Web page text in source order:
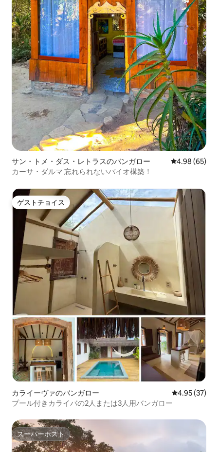
サン・トメ・ダス・レトラスのバンガロー レビュー65
4.98 (65)
カーサ・ダルマ 忘れられないバイオ構築！
ゲストチョイス
ゲストチョイス
カライーヴァのバンガロー レビュー37
4.95 (37)
プール付きカライバの2人または3人用バンガロー
スーパーホスト
スーパーホスト